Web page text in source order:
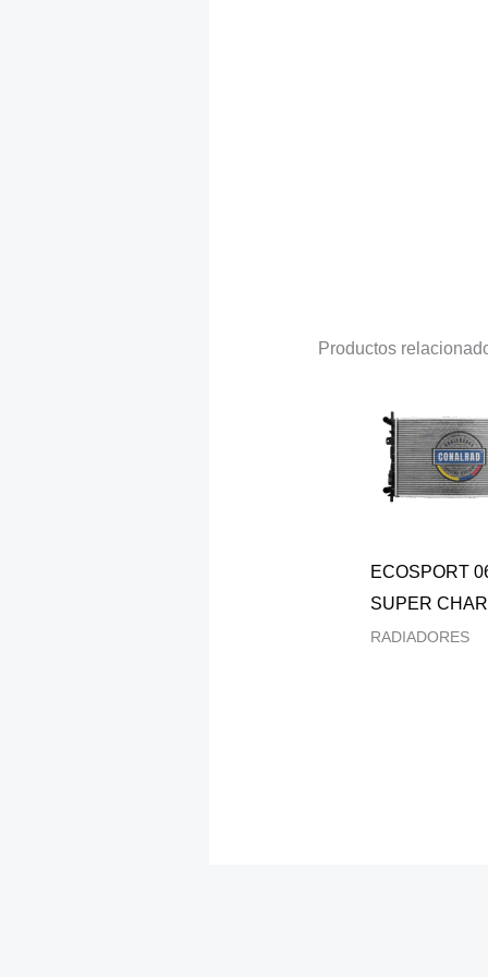
Productos
ECOSPORT
SUPER
RADIADORES